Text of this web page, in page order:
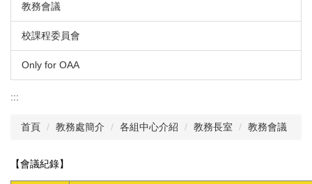
教務會議
校課程委員會
Only for OAA
:::
首頁 教務處簡介 各組中心介紹 教務長室 教務會議
【會議紀錄】